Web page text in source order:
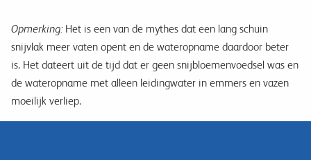
Opmerking: Het is een van de mythes dat een lang schuin
snijvlak meer vaten opent en de wateropname daardoor beter
is. Het dateert uit de tijd dat er geen snijbloemenvoedsel was en
de wateropname met alleen leidingwater in emmers en vazen
moeilijk verliep.